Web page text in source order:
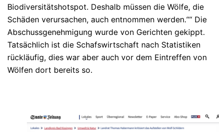
Biodiversitätshotspot. Deshalb müssen die Wölfe, die
Schäden verursachen, auch entnommen werden.““ Die
Abschussgenehmigung wurde von Gerichten gekippt.
Tatsächlich ist die Schafswirtschaft nach Statistiken
rückläufig, dies war aber auch vor dem Eintreffen von
Wölfen dort bereits so.